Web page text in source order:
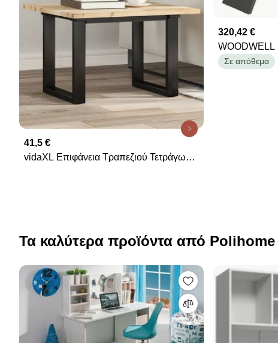
41,5 €
vidaXL Επιφάνεια Τραπεζιού Τετράγωνη
320,42 €
WOODWELL
Γωνία,
Σε απόθεμα
Τα καλύτερα προϊόντα από Polihome